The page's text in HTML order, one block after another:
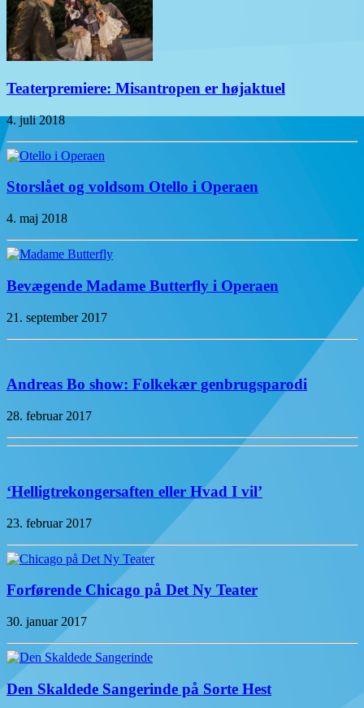
Teaterpremiere: Misantropen er højaktuel
4. juli 2018
Storslået og voldsom Otello i Operaen
4. maj 2018
Bevægende Madame Butterfly i Operaen
21. september 2017
Andreas Bo show: Folkekær genbrugsparodi
28. februar 2017
‘Helligtrekongersaften eller Hvad I vil’
23. februar 2017
Forførende Chicago på Det Ny Teater
30. januar 2017
Den Skaldede Sangerinde på Sorte Hest